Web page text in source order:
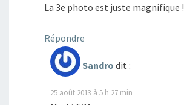
La 3e photo est juste magnifique !
Répondre
Sandro dit :
25 août 2013 à 5 h 27 min